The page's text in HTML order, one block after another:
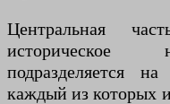
Центральная
историческое
подразделяется
каждый из которых